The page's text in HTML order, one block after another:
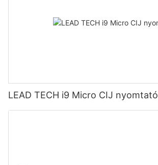
LEAD TECH i9 Micro CIJ nyomtató